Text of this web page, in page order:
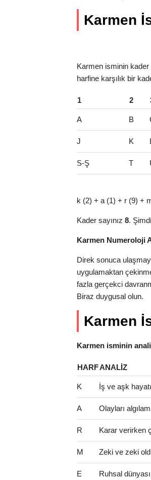
Karmen
Karmen isminin kader
harfine karşılık bir
1 2
A B
J K
S-Ş T
k (2) + a (1) + r (9) +
Kader sayınız 8.
Karmen Numeroloji
Direk sonuca
uygulamaktan
fazla gerçekci
Biraz duygusal olun.
Karmen
Karmen isminin
HARFANALIZ
K İş ve aşk
A Olayları
R Karar verirken
M Zeki ve zeki
E Ruhsal